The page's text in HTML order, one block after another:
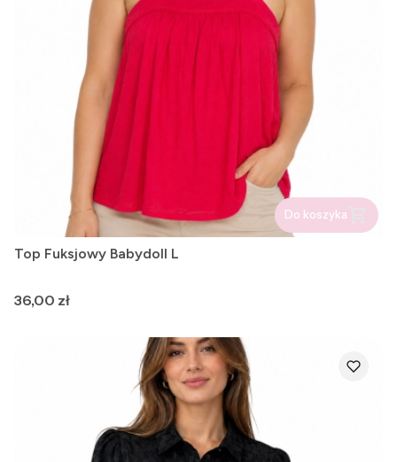
Do koszyka
Top Fuksjowy Babydoll L
Cena
36,00 zł